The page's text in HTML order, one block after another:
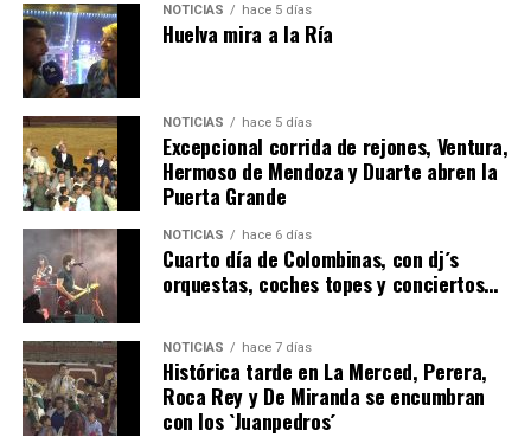
4º DÍA DE LAS FIESTAS COLOMBINAS 2026
hace 6 días Huelvatv
NOTICIAS hace 5 días
Huelva mira a la Ría
NOTICIAS hace 5 días
Excepcional corrida de rejones, Ventura,
Hermoso de Mendoza y Duarte abren la
Puerta Grande
NOTICIAS hace 6 días
Cuarto día de Colombinas, con dj´s
orquestas, coches topes y conciertos…
NOTICIAS hace 7 días
Histórica tarde en La Merced, Perera,
Roca Rey y De Miranda se encumbran
con los `Juanpedros´